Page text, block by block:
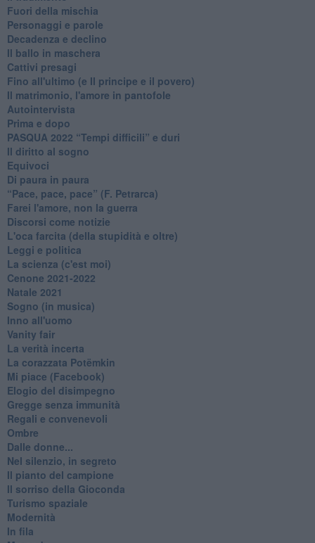
Fuori della mischia
Personaggi e parole
Decadenza e declino
Il ballo in maschera
Cattivi presagi
Fino all'ultimo (e Il principe e il povero)
Il matrimonio, l'amore in pantofole
Autointervista
Prima e dopo
​PASQUA 2022 “Tempi difficili” e duri
Il diritto al sogno
Equivoci
Di paura in paura
​“Pace, pace, pace” (F. Petrarca)
Farei l'amore, non la guerra
Discorsi come notizie
L'oca farcita (della stupidità e oltre)
Leggi e politica
La scienza (c'est moi)
Cenone 2021-2022
Natale 2021
Sogno (in musica)
Inno all'uomo
Vanity fair
La verità incerta
La corazzata Potëmkin
Mi piace (Facebook)
Elogio del disimpegno
Gregge senza immunità
Regali e convenevoli
Ombre
Dalle donne...
Nel silenzio, in segreto
Il pianto del campione
Il sorriso della Gioconda
Turismo spaziale
Modernità
In fila